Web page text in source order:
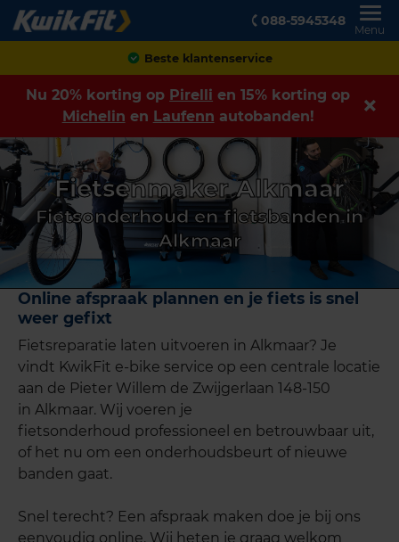
088-5945348
Menu
Beste klantenservice
Nu 20% korting op Pirelli en 15% korting op
Michelin en Laufenn autobanden!
Fietsenmaker Alkmaar
Fietsonderhoud en fietsbanden in
Alkmaar
Online afspraak plannen en je fiets is snel
weer gefixt
Fietsreparatie laten uitvoeren in Alkmaar? Je
vindt KwikFit e-bike service op een centrale locatie
aan de Pieter Willem de Zwijgerlaan 148-150
in Alkmaar. Wij voeren je
fietsonderhoud professioneel en betrouwbaar uit,
of het nu om een onderhoudsbeurt of nieuwe
banden gaat.
Snel terecht? Een afspraak maken doe je bij ons
eenvoudig online. Wij heten je graag welkom